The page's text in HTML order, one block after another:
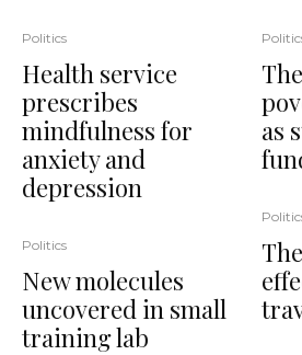
Politics
Health service
prescribes
mindfulness for
anxiety and
depression
Politics
New molecules
uncovered in small
training lab
as